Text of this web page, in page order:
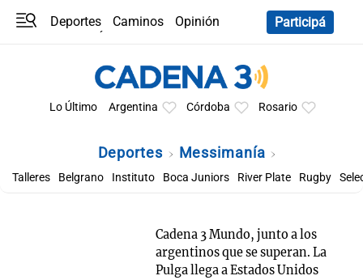
Deportes Caminos
Opinión
Participá
Lo Último Argentina Córdoba Rosario
Deportes Messimanía
Talleres Belgrano Instituto Boca Juniors River Plate Rugby
Cadena 3 Mundo, junto a los
argentinos que se superan. La
Pulga llega a Estados Unidos